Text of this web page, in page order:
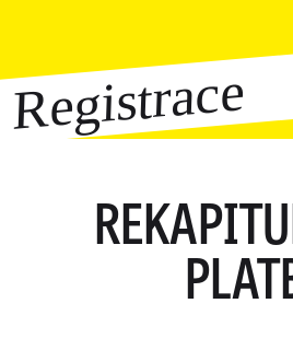
Registrace